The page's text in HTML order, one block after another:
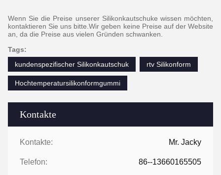
Kontakte
Kontakte: Mr. Jacky
Telefon: 86--13660165505
Wenn Sie die Preise unserer Silikonkautschuke wissen möchten,
kontaktieren Sie uns bitte.Wir geben keine Preise auf der Website
an, da die Preise aus vielen Gründen schwanken.
Tags:
kundenspezifischer Silikonkautschuk
rtv Silikonform
Hochtemperatursilikonformgummi